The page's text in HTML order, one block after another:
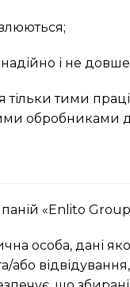
і не
тільки тими
обробниками
«Enlito
особа, дані
або